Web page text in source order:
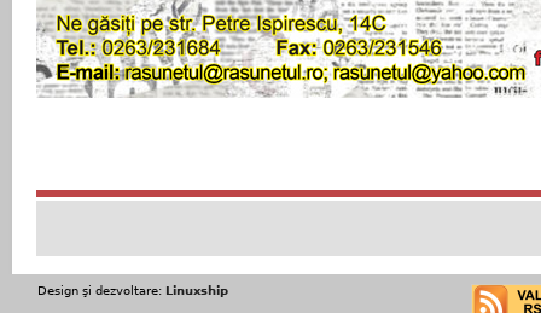
Design şi dezvoltare: Linuxship